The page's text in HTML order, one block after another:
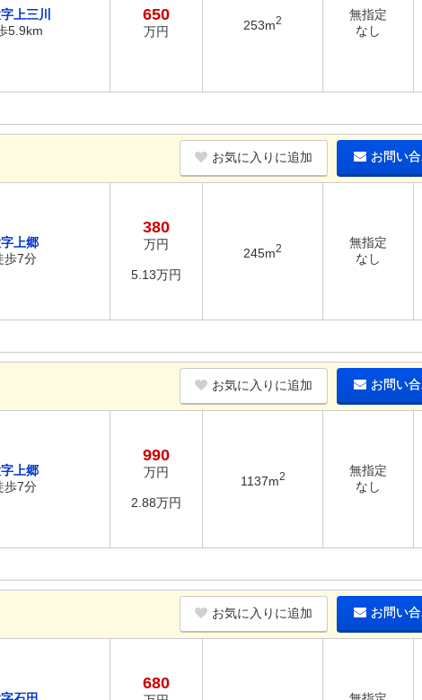
上三川
5.9km
650
万円 253m2
無指定
なし
お気に入りに追加 お問い
上郷
歩7分
380
万円
5.13万円
245m2
無指定
なし
お気に入りに追加 お問い
上郷
歩7分
990
万円
2.88万円
1137m2
無指定
なし
お気に入りに追加 お問い
680